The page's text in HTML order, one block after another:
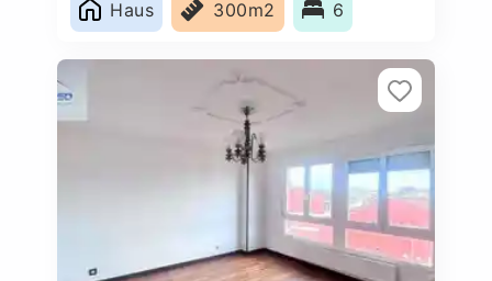
Haus
300m2 6